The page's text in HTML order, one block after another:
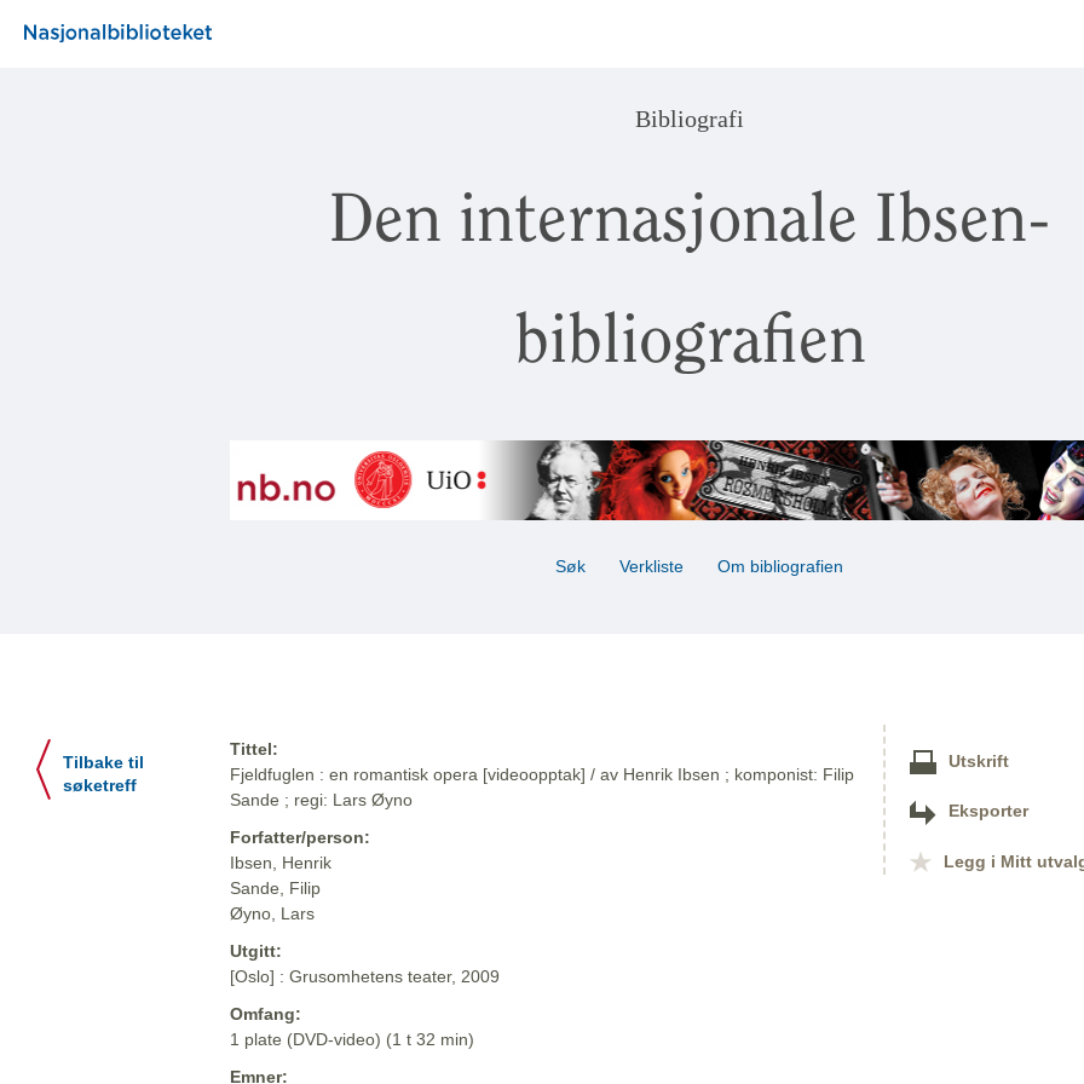
Bibliografi
Den internasjonale Ibsen-
bibliografien
Søk Verkliste Om bibliografien
Tilbake til
søketreff
Tittel:
Fjeldfuglen : en romantisk opera [videoopptak] / av Henrik Ibsen ; komponist: Filip
Sande ; regi: Lars Øyno
Forfatter/person:
Ibsen, Henrik
Sande, Filip
Øyno, Lars
Utgitt:
[Oslo] : Grusomhetens teater, 2009
Omfang:
1 plate (DVD-video) (1 t 32 min)
Emner:
Utskrift
Eksporter
Legg i Mitt